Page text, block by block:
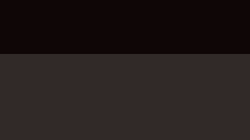
て、継続して保管する